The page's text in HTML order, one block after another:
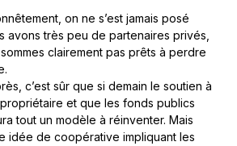
on ne s’est jamais posé
avons très peu de partenaires privés,
clairement pas prêts à perdre
c’est sûr que si demain le soutien à
propriétaire et que les fonds publics
tout un modèle à réinventer. Mais
idée de coopérative impliquant les